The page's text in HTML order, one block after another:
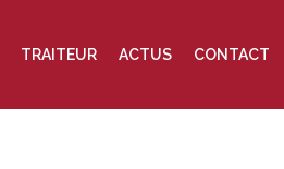
TRAITEUR ACTUS CONTACT